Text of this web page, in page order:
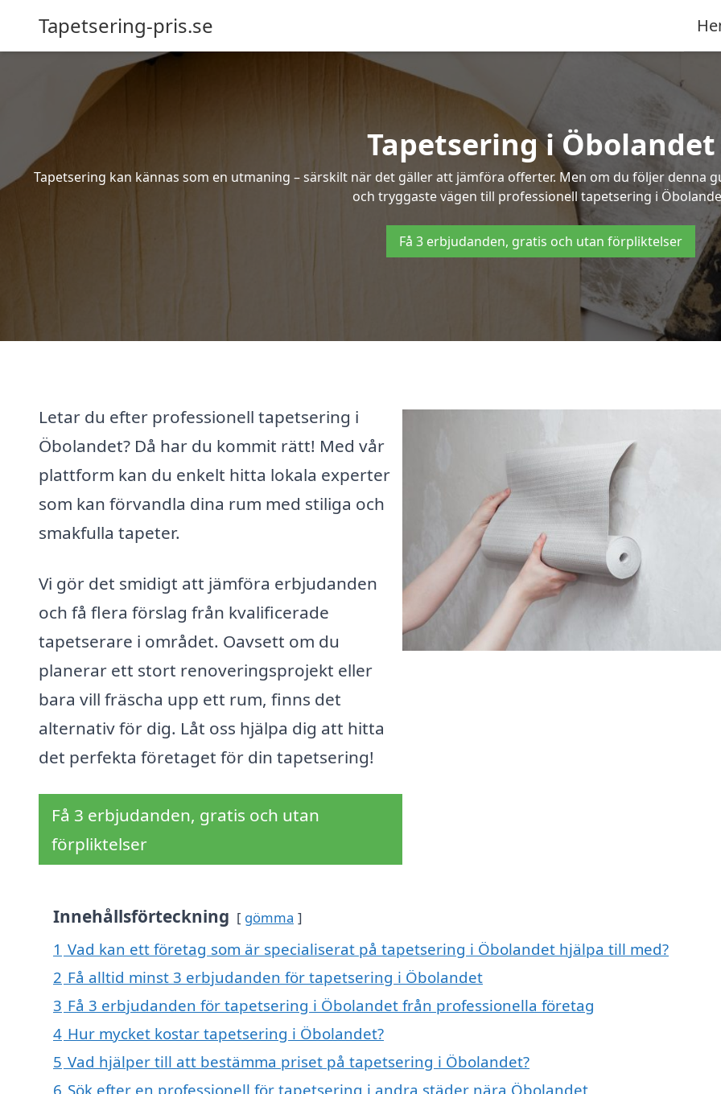
Tapetsering-pris.se
Tapetsering i Öbolandet
Tapetsering kan kännas som en utmaning – särskilt när det gäller att jämföra offerter. Men om du följer denna
och tryggaste vägen till professionell tapetsering i
Få 3 erbjudanden, gratis och utan förpliktelser
Letar du efter professionell tapetsering i
Öbolandet? Då har du kommit rätt! Med vår
plattform kan du enkelt hitta lokala experter
som kan förvandla dina rum med stiliga och
smakfulla tapeter.
Vi gör det smidigt att jämföra erbjudanden
och få flera förslag från kvalificerade
tapetserare i området. Oavsett om du
planerar ett stort renoveringsprojekt eller
bara vill fräscha upp ett rum, finns det
alternativ för dig. Låt oss hjälpa dig att hitta
det perfekta företaget för din tapetsering!
Få 3 erbjudanden, gratis och utan
förpliktelser
Innehållsförteckning gömma
1 Vad kan ett företag som är specialiserat på tapetsering i Öbolandet hjälpa till med?
2 Få alltid minst 3 erbjudanden för tapetsering i Öbolandet
3 Få 3 erbjudanden för tapetsering i Öbolandet från professionella företag
4 Hur mycket kostar tapetsering i Öbolandet?
5 Vad hjälper till att bestämma priset på tapetsering i Öbolandet?
6 Sök efter en professionell för tapetsering i andra städer nära Öbolandet